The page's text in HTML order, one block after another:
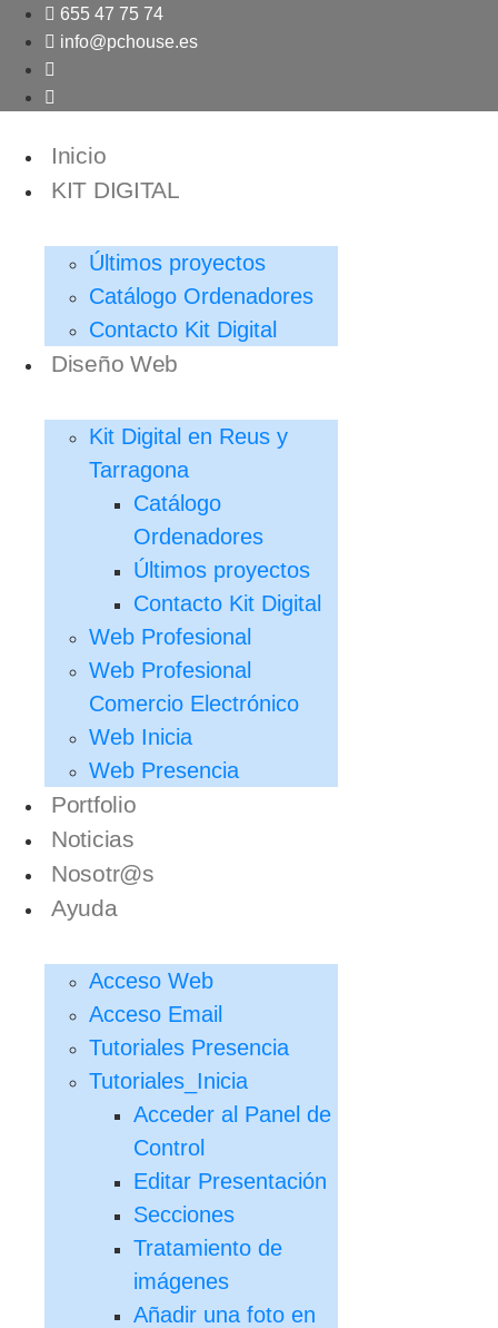
contenido
655 47 75 74
info@pchouse.es
Inicio
KIT DIGITAL
Últimos proyectos
Catálogo Ordenadores
Contacto Kit Digital
Diseño Web
Kit Digital en Reus y
Tarragona
Catálogo
Ordenadores
Últimos proyectos
Contacto Kit Digital
Web Profesional
Web Profesional
Comercio Electrónico
Web Inicia
Web Presencia
Portfolio
Noticias
Nosotr@s
Ayuda
Acceso Web
Acceso Email
Tutoriales Presencia
Tutoriales_Inicia
Acceder al Panel de
Control
Editar Presentación
Secciones
Tratamiento de
imágenes
Añadir una foto en